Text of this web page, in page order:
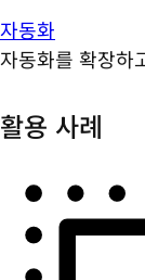
자동화
자동화를 확장하
활용 사례